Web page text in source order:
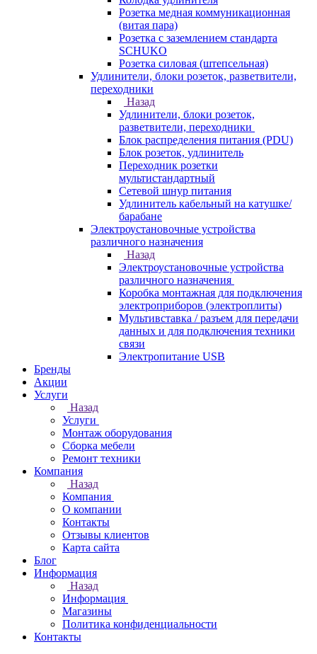
Розетка медная коммуникационная
(витая пара)
Розетка с заземлением стандарта
SCHUKO
Розетка силовая (штепсельная)
Удлинители, блоки розеток, разветвители,
переходники
Назад
Удлинители, блоки розеток,
разветвители, переходники
Блок распределения питания (PDU)
Блок розеток, удлинитель
Переходник розетки
мультистандартный
Сетевой шнур питания
Удлинитель кабельный на катушке/
барабане
Электроустановочные устройства
различного назначения
Назад
Электроустановочные устройства
различного назначения
Коробка монтажная для подключения
электроприборов (электроплиты)
Мультивставка / разъем для передачи
данных и для подключения техники
связи
Электропитание USB
Бренды
Акции
Услуги
Назад
Услуги
Монтаж оборудования
Сборка мебели
Ремонт техники
Компания
Назад
Компания
О компании
Контакты
Отзывы клиентов
Карта сайта
Блог
Информация
Назад
Информация
Магазины
Политика конфиденциальности
Контакты